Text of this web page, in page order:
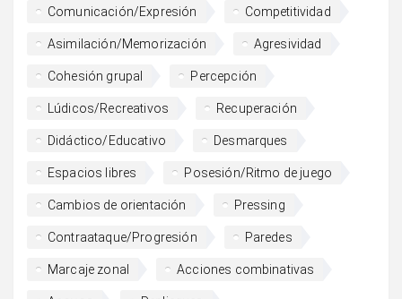
Comunicación/Expresión Competitividad
Asimilación/Memorización Agresividad
Cohesión grupal Percepción
Lúdicos/Recreativos Recuperación
Didáctico/Educativo Desmarques
Espacios libres Posesión/Ritmo de juego
Cambios de orientación Pressing
Contraataque/Progresión Paredes
Marcaje zonal Acciones combinativas